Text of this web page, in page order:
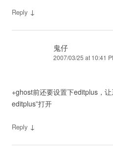
Reply ↓
鬼仔
2007/03/25 at 10:41
+ghost前还要设置下editplus，
editplus”打开
Reply ↓